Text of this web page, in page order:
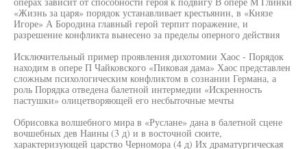
«Жизнь за царя» порядок устанавливает крестьянин, в «Князе
Игоре» А Бородина главный герой терпит поражение, и
разрешение конфликта вынесено за пределы оперного действия
Исключительный пример проявления дихотомии Хаос - Порядок
находим в опере П Чайковского «Пиковая дама» Хаос представлен
сложным психологическим конфликтом в сознании Германа, а
роль Порядка отведена балетной интермедии «Искренность
пастушки» олицетворяющей его несбыточные мечты
Обрисовка волшебного мира в «Руслане» дана в балетной сцене
вочшебных дев Наины (3 д) и в восточной сюите,
характеризующей царство Черномора (4 д) Их драматургическая